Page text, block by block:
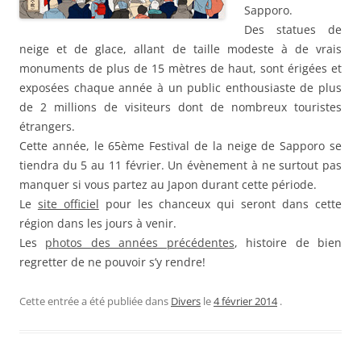
Sapporo.
Des statues de
neige et de glace, allant de taille modeste à de vrais
monuments de plus de 15 mètres de haut, sont érigées et
exposées chaque année à un public enthousiaste de plus
de 2 millions de visiteurs dont de nombreux touristes
étrangers.
Cette année, le 65ème Festival de la neige de Sapporo se
tiendra du 5 au 11 février. Un évènement à ne surtout pas
manquer si vous partez au Japon durant cette période.
Le site officiel pour les chanceux qui seront dans cette
région dans les jours à venir.
Les photos des années précédentes, histoire de bien
regretter de ne pouvoir s’y rendre!
Cette entrée a été publiée dans Divers le4 février 2014 .